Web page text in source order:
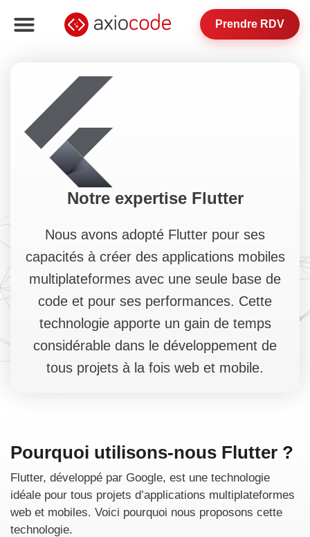
Prendre RDV
Notre expertise Flutter
Nous avons adopté Flutter pour ses
capacités à créer des applications mobiles
multiplateformes avec une seule base de
code et pour ses performances. Cette
technologie apporte un gain de temps
considérable dans le développement de
tous projets à la fois web et mobile.
Pourquoi utilisons-nous Flutter ?
Flutter, développé par Google, est une technologie
idéale pour tous projets d’applications multiplateformes
web et mobiles. Voici pourquoi nous proposons cette
technologie.